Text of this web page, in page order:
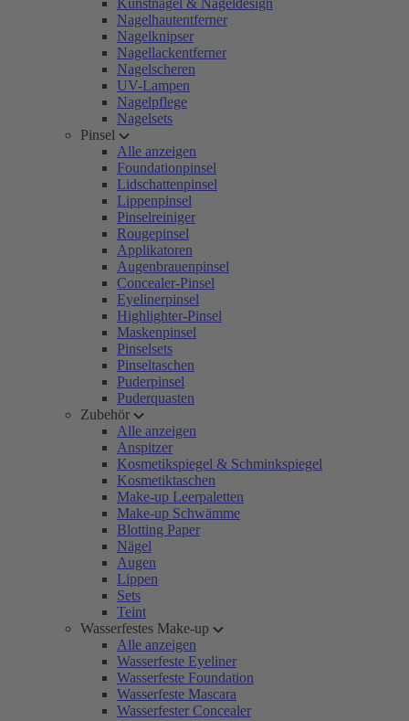
Kunstnägel & Nageldesign
Nagelhautentferner
Nagelknipser
Nagellackentferner
Nagelscheren
UV-Lampen
Nagelpflege
Nagelsets
Pinsel
Alle anzeigen
Foundationpinsel
Lidschattenpinsel
Lippenpinsel
Pinselreiniger
Rougepinsel
Applikatoren
Augenbrauenpinsel
Concealer-Pinsel
Eyelinerpinsel
Highlighter-Pinsel
Maskenpinsel
Pinselsets
Pinseltaschen
Puderpinsel
Puderquasten
Zubehör
Alle anzeigen
Anspitzer
Kosmetikspiegel & Schminkspiegel
Kosmetiktaschen
Make-up Leerpaletten
Make-up Schwämme
Blotting Paper
Nägel
Augen
Lippen
Sets
Teint
Wasserfestes Make-up
Alle anzeigen
Wasserfeste Eyeliner
Wasserfeste Foundation
Wasserfeste Mascara
Wasserfester Concealer